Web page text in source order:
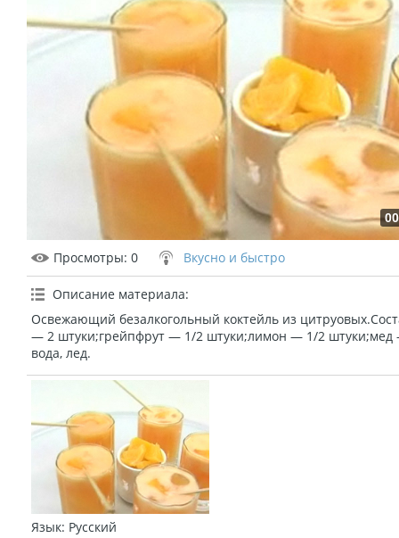
Просмотры: 0 Вкусно и быстро
Описание материала:
Освежающий безалкогольный коктейль из
— 2 штуки;грейпфрут — 1/2 штуки;лимон — 1/2 штуки;мед
вода, лед.
Язык: Русский